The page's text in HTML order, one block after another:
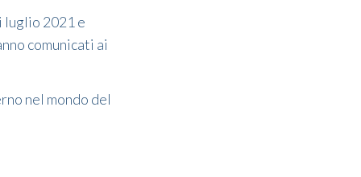
luglio 2021 e
comunicati ai
nel mondo del